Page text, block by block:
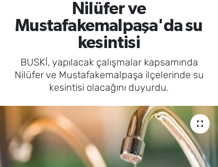
Nilüfer ve
Mustafakemalpaşa'da su
kesintisi
BUSKİ, yapılacak çalışmalar kapsamında
Nilüfer ve Mustafakemalpaşa ilçelerinde su
kesintisi olacağını duyurdu.